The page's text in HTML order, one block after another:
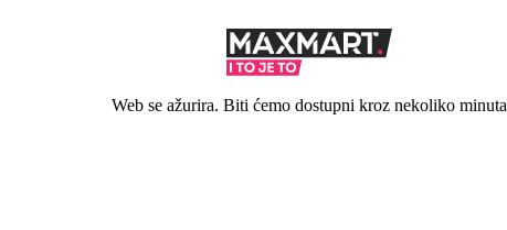
Web se ažurira. Biti ćemo dostupni kroz nekoliko minuta